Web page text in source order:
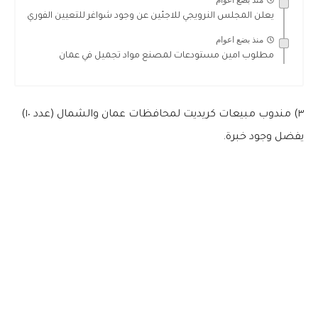
يعلن المجلس النرويجي للاجئين عن وجود شواغر للتعيين الفوري
منذ بضع اعوام
مطلوب امين مستودعات لمصنع مواد تجميل في عمان
٣) مندوب مبيعات كريديت لمحافظات عمان والشمال (عدد ١٠)
يفضل وجود خبرة.